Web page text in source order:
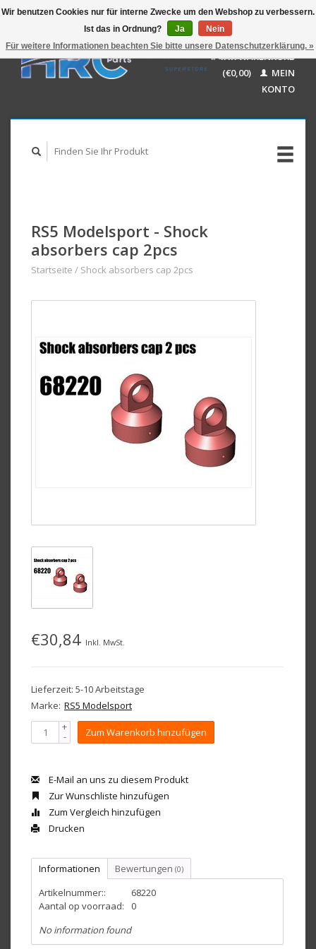
GBP
USD
AUD
Deutsch
English
IHR WARENKORB
(€0,00)
MEIN
KONTO
RS5 Modelsport - Shock
absorbers cap 2pcs
Startseite / Shock absorbers cap 2pcs
€30,84 Inkl. MwSt.
Lieferzeit: 5-10 Arbeitstage
Marke: RS5 Modelsport
+
- Zum Warenkorb hinzufügen
E-Mail an uns zu diesem Produkt
Zur Wunschliste hinzufügen
Zum Vergleich hinzufügen
Drucken
Informationen Bewertungen (0)
Artikelnummer::
68220
Aantal op voorraad:
0
No information found
Wir benutzen Cookies nur für interne Zwecke um den Webshop zu verbessern.
Ist das in Ordnung?
Ja
Nein
Für weitere Informationen beachten Sie bitte unsere Datenschutzerklärung. »